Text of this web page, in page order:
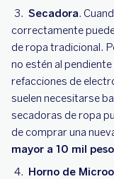
Secadora.
correctamente
de ropa tradicional.
no estén al
refacciones de
suelen necesitarse
secadoras de ropa
de comprar una
mayor a 10 mil
Horno de